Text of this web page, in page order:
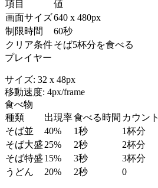
項目
値
画面サイズ640 x 480px
制限時間
60秒
クリア条件そば5杯分を食べる
プレイヤー
サイズ: 32 x 48px
移動速度: 4px/frame
食べ物
種類
出現率食べる時間 カウント
そば並
40% 1秒 1杯分
そば大盛 25% 2秒 2杯分
そば特盛 15% 3秒 3杯分
うどん
20% 2秒 0